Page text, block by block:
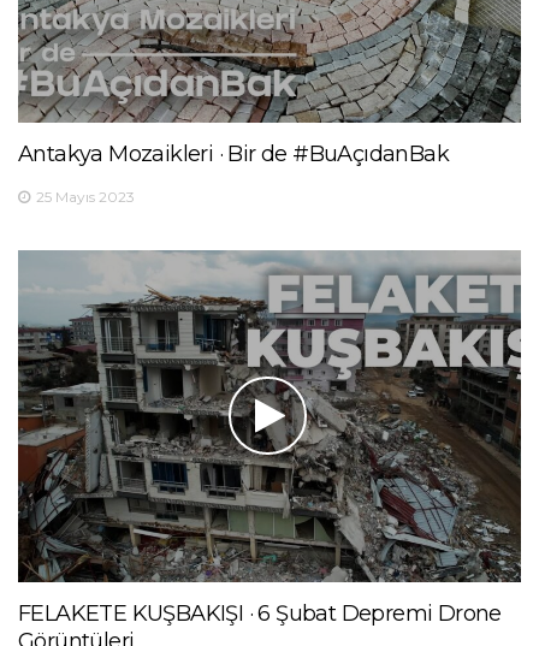
Antakya Mozaikleri · Bir de #BuAçıdanBak
25 Mayıs 2023
FELAKETE KUŞBAKIŞI · 6 Şubat Depremi Drone
Görüntüleri